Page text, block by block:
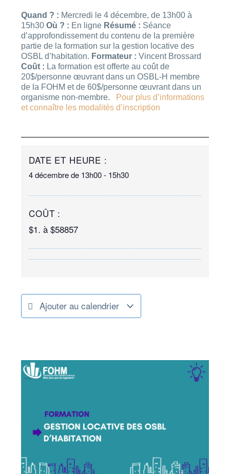
Quand ? : Mercredi le 4 décembre, de 13h00 à
15h30 Où ? : En ligne Résumé : Séance
d’approfondissement du contenu de la première
partie de la formation sur la gestion locative des
OSBL d’habitation. Formateur : Vincent Brossard
Coût : La formation est offerte au coût de
20$/personne œuvrant dans un OSBL-H membre
de la FOHM et de 60$/personne œuvrant dans un
organisme non-membre.
Pour plus d’informations
et connaître les modalités d’inscription
DATE ET HEURE :
4 décembrede 13h00- 15h30
COÛT :
$1. à $58857
Ajouter au calendrier